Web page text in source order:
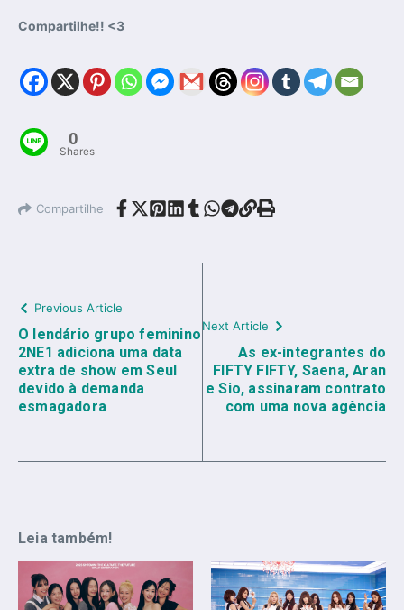
Compartilhe!! <3
0
Shares
Compartilhe
Previous Article
O lendário grupo feminino
2NE1 adiciona uma data
extra de show em Seul
devido à demanda
esmagadora
Next Article
As ex-integrantes do
FIFTY FIFTY, Saena, Aran
e Sio, assinaram contrato
com uma nova agência
Leia também!